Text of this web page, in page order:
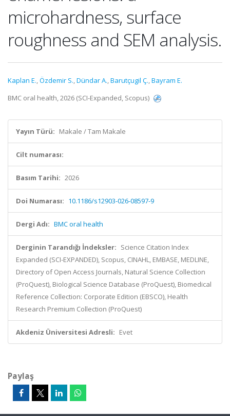
microhardness, surface
roughness and SEM analysis.
Kaplan E.,Özdemir S.,Dündar A.,Barutçugil Ç.,Bayram E.
BMC oral health, 2026 (SCI-Expanded, Scopus)
Yayın Türü: Makale / Tam Makale
Cilt numarası:
Basım Tarihi: 2026
Doi Numarası: 10.1186/s12903-026-08597-9
Dergi Adı: BMC oral health
Derginin Tarandığı İndeksler: Science Citation Index
Expanded (SCI-EXPANDED), Scopus, CINAHL, EMBASE, MEDLINE,
Directory of Open Access Journals, Natural Science Collection
(ProQuest), Biological Science Database (ProQuest), Biomedical
Reference Collection: Corporate Edition (EBSCO), Health
Research Premium Collection (ProQuest)
Akdeniz Üniversitesi Adresli: Evet
Paylaş